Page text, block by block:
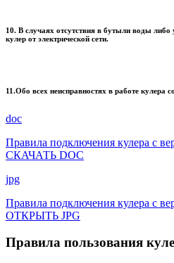
10. В случаях отсутствия в бутыли воды
кулер от электрической сети.
11.Обо всех неисправностях в работе кулера
doc
Правила подключения кулера с
СКАЧАТЬ DOC
jpg
Правила подключения кулера с
ОТКРЫТЬ JPG
Правила пользования